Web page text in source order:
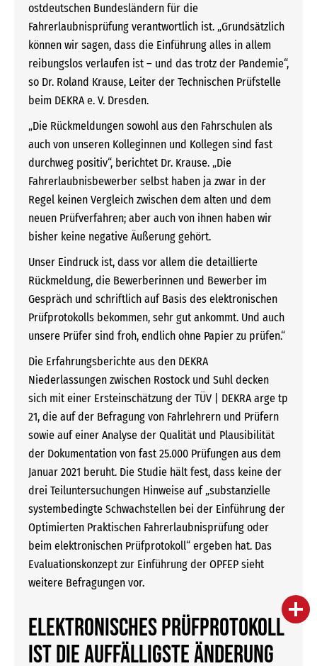
ostdeutschen Bundesländern für die
Fahrerlaubnisprüfung verantwortlich ist. „Grundsätzlich
können wir sagen, dass die Einführung alles in allem
reibungslos verlaufen ist – und das trotz der Pandemie“,
so Dr. Roland Krause, Leiter der Technischen Prüfstelle
beim DEKRA e. V. Dresden.
„Die Rückmeldungen sowohl aus den Fahrschulen als
auch von unseren Kolleginnen und Kollegen sind fast
durchweg positiv“, berichtet Dr. Krause. „Die
Fahrerlaubnisbewerber selbst haben ja zwar in der
Regel keinen Vergleich zwischen dem alten und dem
neuen Prüfverfahren; aber auch von ihnen haben wir
bisher keine negative Äußerung gehört.
Unser Eindruck ist, dass vor allem die detaillierte
Rückmeldung, die Bewerberinnen und Bewerber im
Gespräch und schriftlich auf Basis des elektronischen
Prüfprotokolls bekommen, sehr gut ankommt. Und auch
unsere Prüfer sind froh, endlich ohne Papier zu prüfen.“
Die Erfahrungsberichte aus den DEKRA
Niederlassungen zwischen Rostock und Suhl decken
sich mit einer Ersteinschätzung der TÜV | DEKRA arge tp
21, die auf der Befragung von Fahrlehrern und Prüfern
sowie auf einer Analyse der Qualität und Plausibilität
der Dokumentation von fast 25.000 Prüfungen aus dem
Januar 2021 beruht. Die Studie hält fest, dass keine der
drei Teiluntersuchungen Hinweise auf „substanzielle
systembedingte Schwachstellen bei der Einführung der
Optimierten Praktischen Fahrerlaubnisprüfung oder
beim elektronischen Prüfprotokoll“ ergeben hat. Das
Evaluationskonzept zur Einführung der OPFEP sieht
weitere Befragungen vor.
Elektronisches Prüfprotokoll
ist die auffälligste Änderung
WERBEMATERIAL